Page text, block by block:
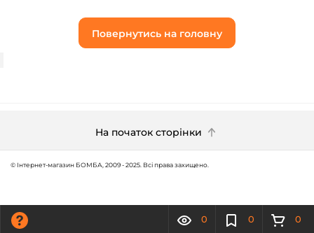
0 0 0
Повернутись на головну
На початок сторінки
© Інтернет-магазин БОМБА, 2009 - 2025. Всі права захищено.